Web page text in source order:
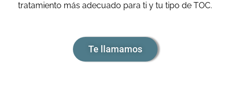
tratamiento más adecuado para ti y tu tipo de TOC.
Te llamamos